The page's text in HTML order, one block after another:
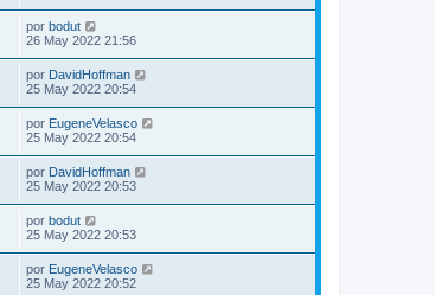
por bodut
26 May 2022 21:56
por DavidHoffman
25 May 2022 20:54
por EugeneVelasco
25 May 2022 20:54
por DavidHoffman
25 May 2022 20:53
por bodut
25 May 2022 20:53
por EugeneVelasco
25 May 2022 20:52